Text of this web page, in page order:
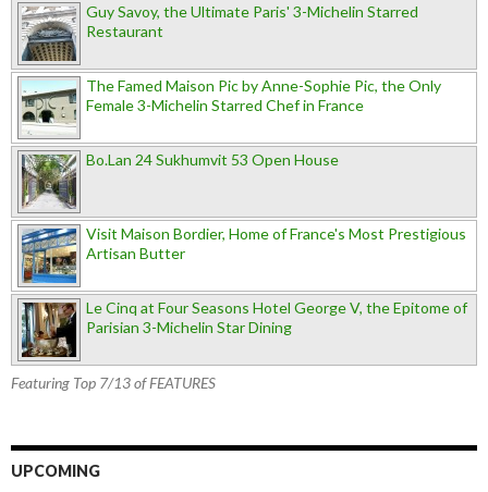
Guy Savoy, the Ultimate Paris' 3-Michelin Starred
Restaurant
The Famed Maison Pic by Anne-Sophie Pic, the Only
Female 3-Michelin Starred Chef in France
Bo.Lan 24 Sukhumvit 53 Open House
Visit Maison Bordier, Home of France's Most Prestigious
Artisan Butter
Le Cinq at Four Seasons Hotel George V, the Epitome of
Parisian 3-Michelin Star Dining
Featuring Top 7/13 of FEATURES
UPCOMING